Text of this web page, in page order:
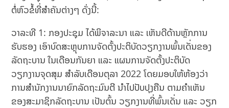
ຕໍ່ຫົວຂໍ້ທີ່ສໍາຄັນຕ່າງໆ ດັ່ງນີ້:
ວາລະທີ 1: ກອງປະຊຸມ ໄດ້ພິຈາລະນາ ແລະ ເຫັນດີດ້ານຫຼັກການ
ຮັບຮອງ ເອົາບົດສະຫຼຸບການຈັດຕັ້ງປະຕິບັດວຽກງານພົ້ນເດັ່ນຂອງ
ລັດຖະບານ ໃນເດືອນກັນຍາ ແລະ ແຜນການຈັດຕັ້ງປະຕິບັດ
ວຽກງານຈຸດສຸມ ສຳລັບເດືອນຕຸລາ 2022 ໂດຍມອບໃຫ້ຫ້ອງວ່າ
ການສຳນັກງານນາຍົກລັດຖະມົນຕີ ນຳໄປປັບປຸງຄືນ ຕາມຄຳເຫັນ
ຂອງສະມາຊິກລັດຖະບານ ເປັນຕົ້ນ ວຽກງານທີ່ພົ້ນເດັ່ນ ແລະ ວຽກ